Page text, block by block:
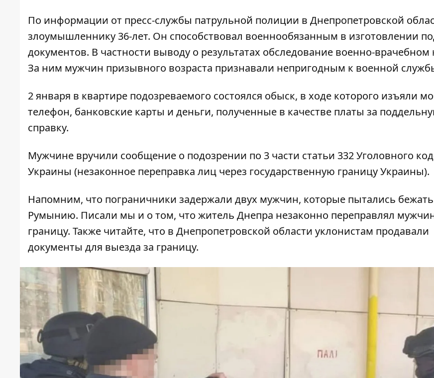
По информации от пресс-службы патрульной полиции в Днепропетровской
злоумышленнику 36-лет. Он способствовал военнообязанным в изготовлении
документов. В частности выводу о результатах обследование военно-врачебном
За ним мужчин призывного возраста признавали непригодным к военной
2 января в квартире подозреваемого состоялся обыск, в ходе которого изъяли
телефон, банковские карты и деньги, полученные в качестве платы за
справку.
Мужчине вручили сообщение о подозрении по 3 части статьи 332 Уголовного
Украины (незаконное переправка лиц через государственную границу Украины).
Напомним, что пограничники задержали двух мужчин, которые пытались
Румынию. Писали мы и о том, что житель Днепра незаконно переправлял
границу. Также читайте, что в Днепропетровской области уклонистам продавали
документы для выезда за границу.